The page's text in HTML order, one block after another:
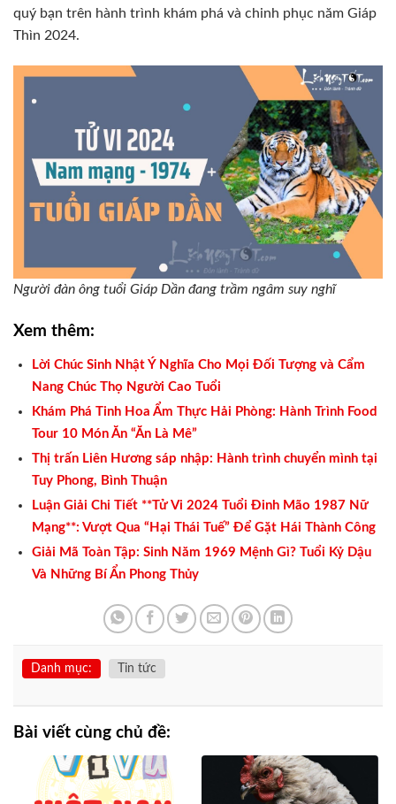
quý bạn trên hành trình khám phá và chinh phục năm Giáp
Thìn 2024.
Người đàn ông tuổi Giáp Dần đang trầm ngâm suy nghĩ
Xem thêm:
Lời Chúc Sinh Nhật Ý Nghĩa Cho Mọi Đối Tượng và Cẩm
Nang Chúc Thọ Người Cao Tuổi
Khám Phá Tinh Hoa Ẩm Thực Hải Phòng: Hành Trình Food
Tour 10 Món Ăn “Ăn Là Mê”
Thị trấn Liên Hương sáp nhập: Hành trình chuyển mình tại
Tuy Phong, Bình Thuận
Luận Giải Chi Tiết **Tử Vi 2024 Tuổi Đinh Mão 1987 Nữ
Mạng**: Vượt Qua “Hại Thái Tuế” Để Gặt Hái Thành Công
Giải Mã Toàn Tập: Sinh Năm 1969 Mệnh Gì? Tuổi Kỷ Dậu
Và Những Bí Ẩn Phong Thủy
Danh mục: Tin tức
Bài viết cùng chủ đề: